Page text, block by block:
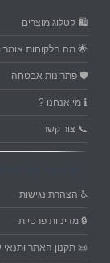
🛍️ קטלוג מוצרים
🌟 מה הלקוחות
🛡️ פתרונות אבטחה
ℹ️ מי אנחנו ?
📞 צור קשר
♿ הצהרת נגישות
🔒 מדיניות פרטיות
📜 תקנון האתר ותנאי